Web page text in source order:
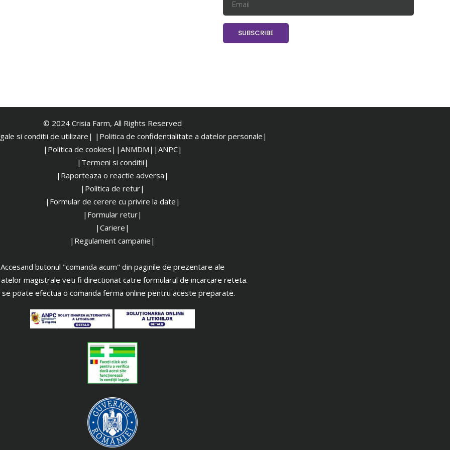
© 2024 Crisia Farm, All Rights Reserved
si conditii de utilizare| | Politica de confidentialitate a datelor personale|
|Politica de cookies| |ANMDM| |ANPC|
|Termeni si conditii|
|Raporteaza o reactie adversa|
|Politica de retur|
|Formular de cerere cu privire la date|
|Formular retur|
|Cariere|
|Regulament campanie|
Accesand butonul "comanda acum" din paginile de prezentare ale
magistrale veti fi directionat catre formularul de incarcare reteta.
se poate efectua o comanda ferma online pentru aceste preparate.